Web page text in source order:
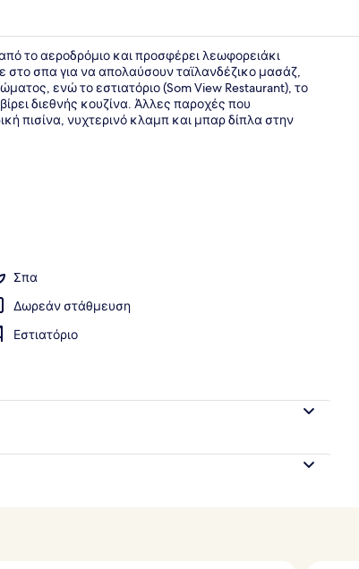
Standard
το αεροδρόμιο και προσφέρει λεωφορειάκι
σπα για να απολαύσουν ταϊλανδέζικο μασάζ,
ενώ το εστιατόριο (Som View Restaurant), το
διεθνής κουζίνα. Άλλες παροχές που
πισίνα, νυχτερινό κλαμπ και μπαρ δίπλα στην
Σπα
Δωρεάν στάθμευση
Εστιατόριο